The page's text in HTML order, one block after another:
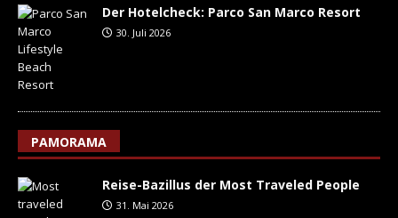
Der Hotelcheck: Parco San Marco Resort
30. Juli 2026
PAMORAMA
Reise-Bazillus der Most Traveled People
31. Mai 2026